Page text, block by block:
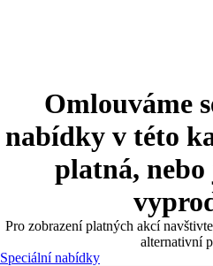
Omlouváme
nabídky v této
platná,
Pro zobrazení platných akcí
alternativní
Speciální nabídky